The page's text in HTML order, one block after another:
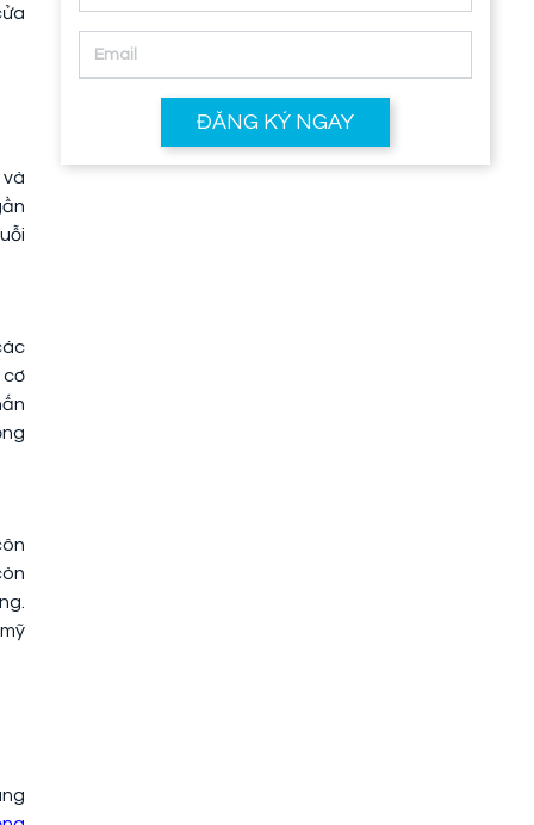
và
cơ
ĐĂNG KÝ NGAY